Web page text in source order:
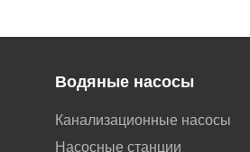
Водяные насосы
Канализационные насосы
Насосные станции